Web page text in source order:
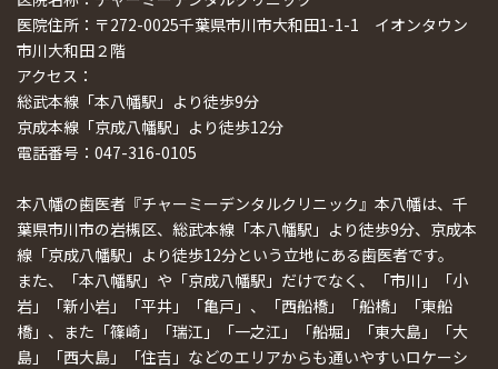
医院住所：〒272-0025千葉県市川市大和田1-1-1 イオンタウン
市川大和田２階
アクセス：
総武本線「本八幡駅」より徒歩9分
京成本線「京成八幡駅」より徒歩12分
電話番号：047-316-0105
本八幡の歯医者『チャーミーデンタルクリニック』本八幡は、千
葉県市川市の岩槻区、総武本線「本八幡駅」より徒歩9分、京成本
線「京成八幡駅」より徒歩12分という立地にある歯医者です。
また、「本八幡駅」や「京成八幡駅」だけでなく、「市川」「小
岩」「新小岩」「平井」「亀戸」、「西船橋」「船橋」「東船
橋」、また「篠崎」「瑞江」「一之江」「船堀」「東大島」「大
島」「西大島」「住吉」などのエリアからも通いやすいロケーシ